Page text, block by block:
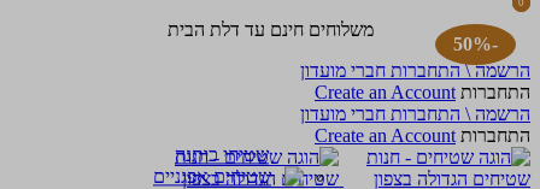
משלוחים חינם עד דלת הבית
הרשמה \ התחברות חברי מועדון
התחברות Create an Account
הרשמה \ התחברות חברי מועדון
התחברות Create an Account
00
שטיחי כותנה
-50%